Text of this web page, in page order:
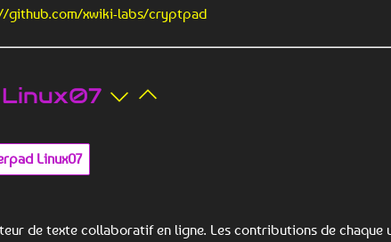
github.com/xwiki-labs/cryptpad
Linux07
de texte collaboratif en ligne. Les contributions de